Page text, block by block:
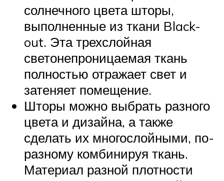
солнечного цвета шторы,
выполненные из ткани Black-
out. Эта трехслойная
светонепроницаемая ткань
полностью отражает свет и
затеняет помещение.
Шторы можно выбрать разного
цвета и дизайна, а также
сделать их многослойными, по-
разному комбинируя ткань.
Материал разной плотности